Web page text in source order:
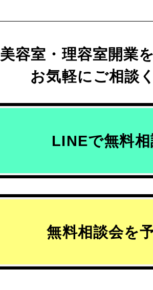
美容室・理容室開業
お気軽にご相談
LINEで無料
無料相談会を